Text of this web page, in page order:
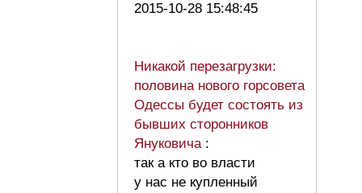
2015-10-28 15:48:45
Никакой перезагрузки:
половина нового горсовета
Одессы будет состоять из
бывших сторонников
Януковича :
так а кто во власти
у нас не купленный